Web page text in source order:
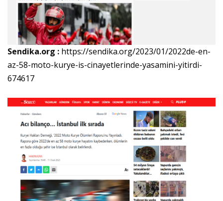
Sendika.org : https://sendika.org/2023/01/2022de-en-
az-58-moto-kurye-is-cinayetlerinde-yasamini-yitirdi-
674617